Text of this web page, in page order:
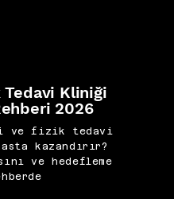
Kliniği
2026
ve fizik tedavi
kazandırır?
ve hedefleme